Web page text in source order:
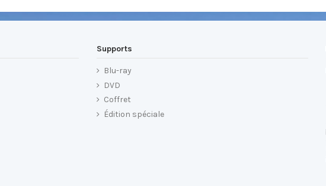
Supports
Blu-ray
DVD
Coffret
Édition spéciale